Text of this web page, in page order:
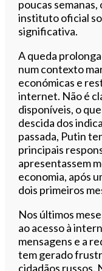
poucas
instituto oficial
significativa.
A queda
num contexto
económicas e
internet. Não é
disponíveis, o
descida dos
passada, Putin
principais
apresentassem
economia, após
dois primeiros
Nos últimos
ao acesso à
mensagens e a
tem gerado
cidadãos russos.